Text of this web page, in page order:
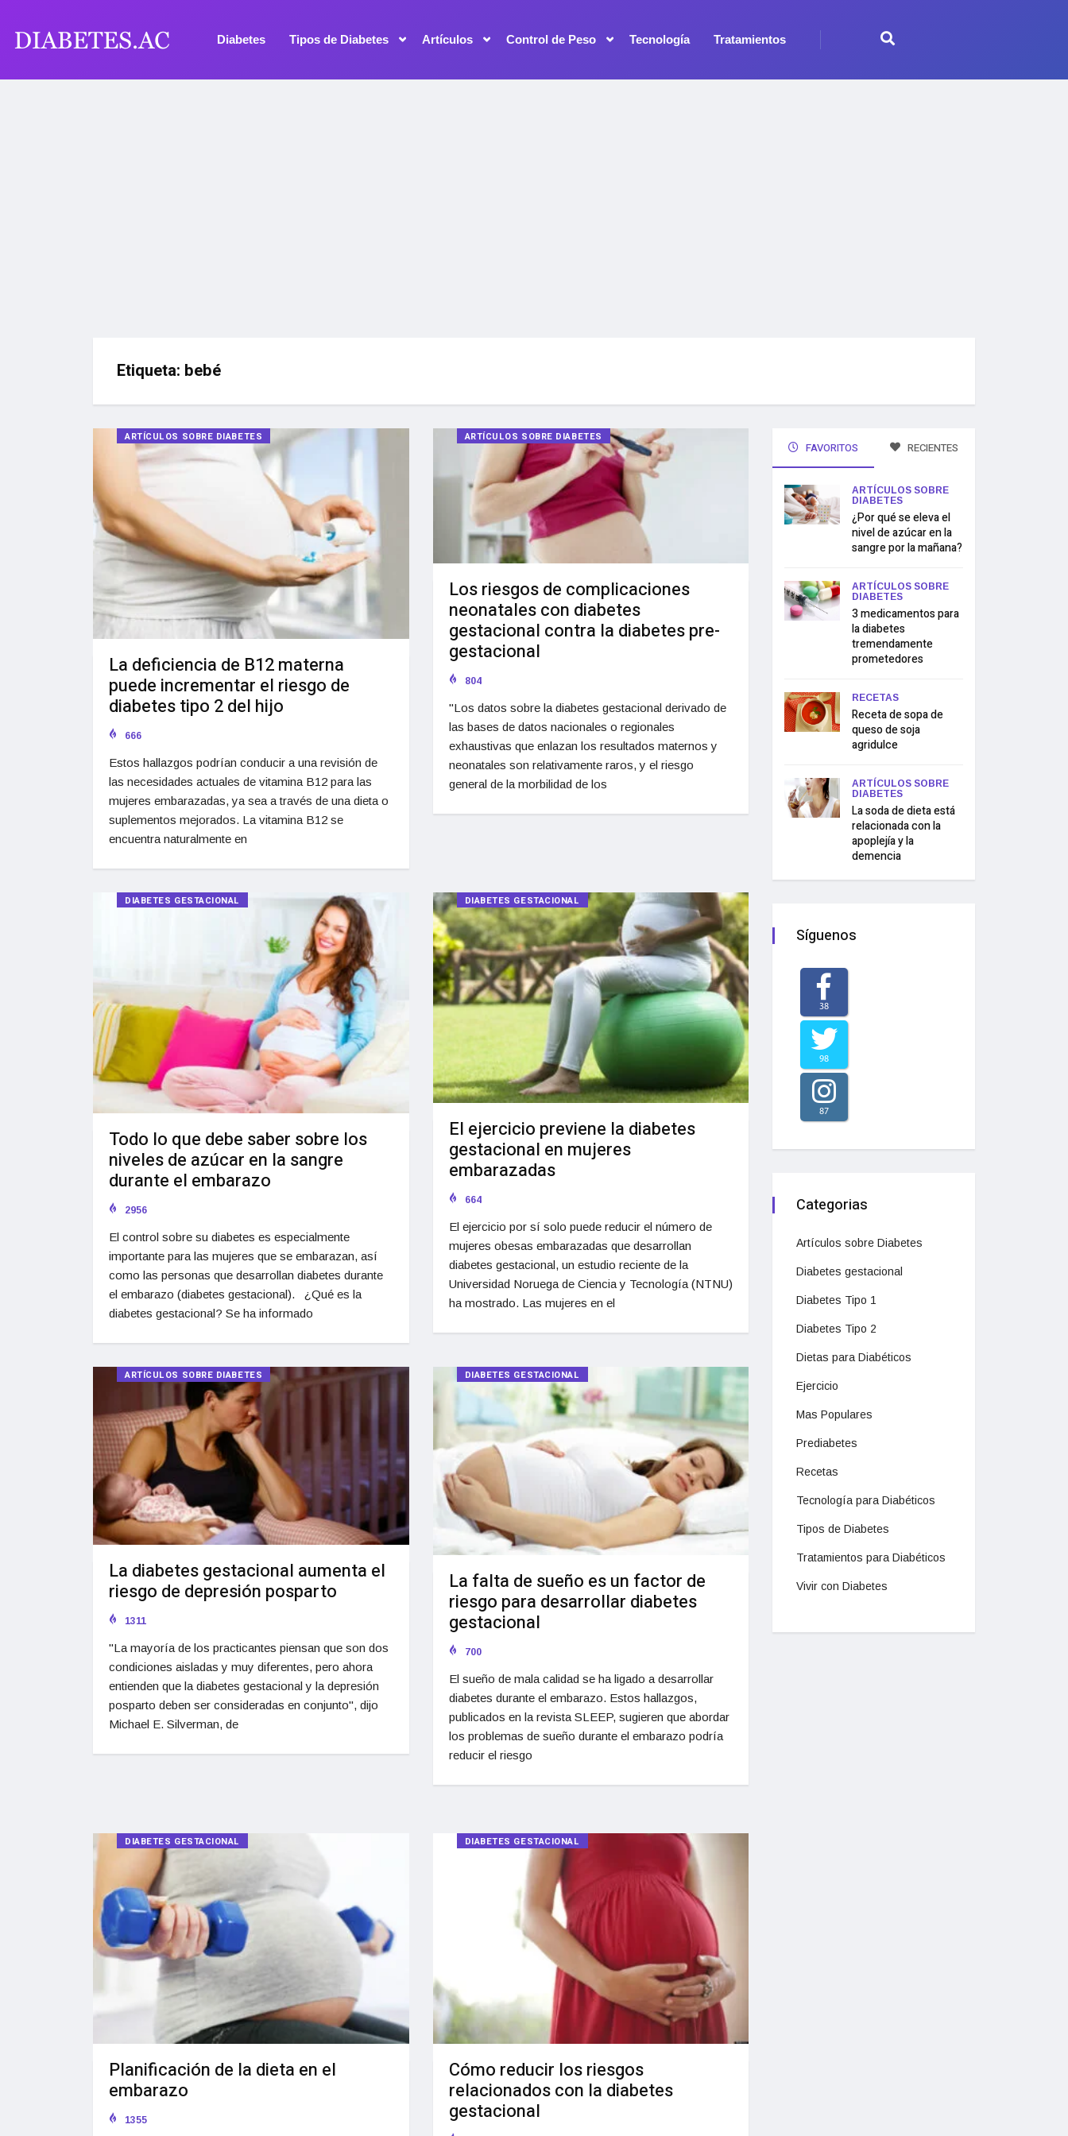
Diabetes Tipos de Diabetes Artículos Control de Peso Tecnología Tratamientos
Etiqueta: bebé
ARTÍCULOS SOBRE DIABETES
La deficiencia de B12 materna
puede incrementar el riesgo de
diabetes tipo 2 del hijo
666
Estos hallazgos podrían conducir a una revisión de
las necesidades actuales de vitamina B12 para las
mujeres embarazadas, ya sea a través de una dieta o
suplementos mejorados. La vitamina B12 se
encuentra naturalmente en
ARTÍCULOS SOBRE DIABETES
Los riesgos de complicaciones
neonatales con diabetes
gestacional contra la diabetes pre-
gestacional
804
"Los datos sobre la diabetes gestacional derivado de
las bases de datos nacionales o regionales
exhaustivas que enlazan los resultados maternos y
neonatales son relativamente raros, y el riesgo
general de la morbilidad de los
DIABETES GESTACIONAL
Todo lo que debe saber sobre los
niveles de azúcar en la sangre
durante el embarazo
2956
El control sobre su diabetes es especialmente
importante para las mujeres que se embarazan, así
como las personas que desarrollan diabetes durante
el embarazo (diabetes gestacional). ¿Qué es la
diabetes gestacional? Se ha informado
DIABETES GESTACIONAL
El ejercicio previene la diabetes
gestacional en mujeres
embarazadas
664
El ejercicio por sí solo puede reducir el número de
mujeres obesas embarazadas que desarrollan
diabetes gestacional, un estudio reciente de la
Universidad Noruega de Ciencia y Tecnología (NTNU)
ha mostrado. Las mujeres en el
ARTÍCULOS SOBRE DIABETES
La diabetes gestacional aumenta el
riesgo de depresión posparto
1311
"La mayoría de los practicantes piensan que son dos
condiciones aisladas y muy diferentes, pero ahora
entienden que la diabetes gestacional y la depresión
posparto deben ser consideradas en conjunto", dijo
Michael E. Silverman, de
DIABETES GESTACIONAL
La falta de sueño es un factor de
riesgo para desarrollar diabetes
gestacional
700
El sueño de mala calidad se ha ligado a desarrollar
diabetes durante el embarazo. Estos hallazgos,
publicados en la revista SLEEP, sugieren que abordar
los problemas de sueño durante el embarazo podría
reducir el riesgo
DIABETES GESTACIONAL
Planificación de la dieta en el
embarazo
1355
DIABETES GESTACIONAL
Cómo reducir los riesgos
relacionados con la diabetes
gestacional
FAVORITOS RECIENTES
ARTÍCULOS SOBRE
DIABETES
¿Por qué se eleva el
nivel de azúcar en la
sangre por la mañana?
ARTÍCULOS SOBRE
DIABETES
3 medicamentos para
la diabetes
tremendamente
prometedores
RECETAS
Receta de sopa de
queso de soja
agridulce
ARTÍCULOS SOBRE
DIABETES
La soda de dieta está
relacionada con la
apoplejía y la
demencia
Síguenos
38
98
87
Categorias
Artículos sobre Diabetes
Diabetes gestacional
Diabetes Tipo 1
Diabetes Tipo 2
Dietas para Diabéticos
Ejercicio
Mas Populares
Prediabetes
Recetas
Tecnología para Diabéticos
Tipos de Diabetes
Tratamientos para Diabéticos
Vivir con Diabetes